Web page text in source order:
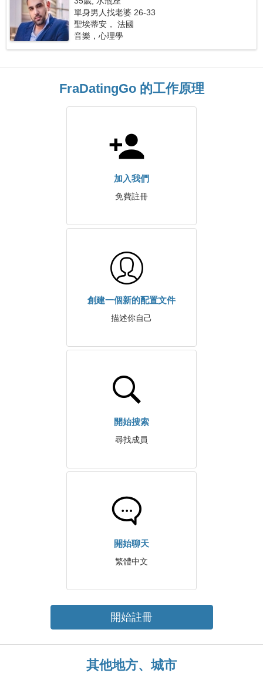
單身男人找老婆 26-33
聖埃蒂安， 法國
音樂，心理學
FraDatingGo 的工作原理
加入我們
免費註冊
創建一個新的配置文件
描述你自己
開始搜索
尋找成員
開始聊天
繁體中文
開始註冊
其他地方、城市